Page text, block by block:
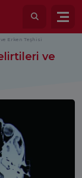
Erken Teşhisi
ve